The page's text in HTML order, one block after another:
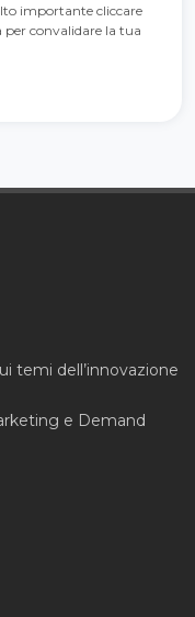
importante cliccare
per convalidare la tua
temi dell’innovazione
e Demand